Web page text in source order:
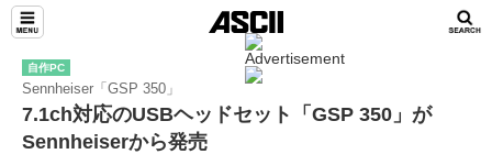
自作PC
Sennheiser「GSP 350」
7.1ch対応のUSBヘッドセット「GSP 350」が
Sennheiserから発売